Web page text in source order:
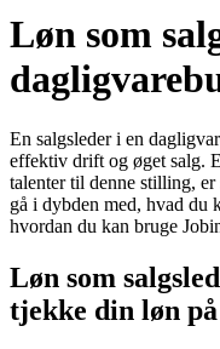
Løn som
En salgsleder i en
effektiv drift og øget salg.
talenter til denne stilling,
gå i dybden med, hvad du
hvordan du kan bruge
Løn som
tjekke din løn